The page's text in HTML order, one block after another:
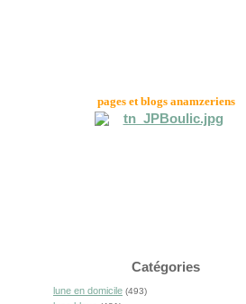
pages et blogs anamzeriens
Catégories
lune en domicile (493)